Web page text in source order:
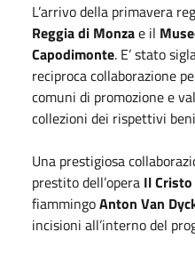
L’arrivo della primavera
Reggia di Monzae il
Capodimonte. E’ stato
reciproca collaborazione
comuni di promozione e
collezioni dei rispettivi
Una prestigiosa
prestito dell’opera Il
fiammingoAnton Van
incisioni all’interno del